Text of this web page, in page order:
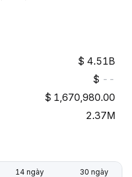
4.51B
--
1,670,980.00
2.37M
14 ngày 30 ngày